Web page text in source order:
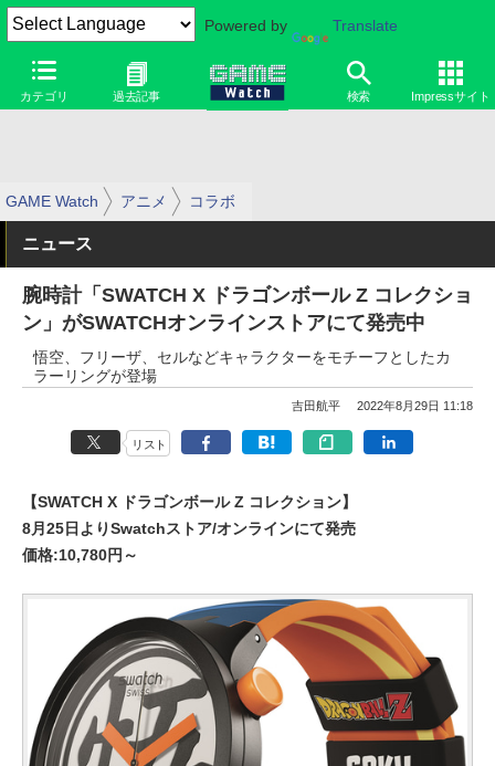
Powered by Translate
カテゴリ 過去記事 検索 Impressサイト
GAME Watch アニメ コラボ
ニュース
腕時計「SWATCH X ドラゴンボール Z コレクショ
ン」がSWATCHオンラインストアにて発売中
悟空、フリーザ、セルなどキャラクターをモチーフとしたカ
ラーリングが登場
吉田航平 2022年8月29日 11:18
リスト
【SWATCH X ドラゴンボール Z コレクション】
8月25日よりSwatchストア/オンラインにて発売
価格:10,780円～